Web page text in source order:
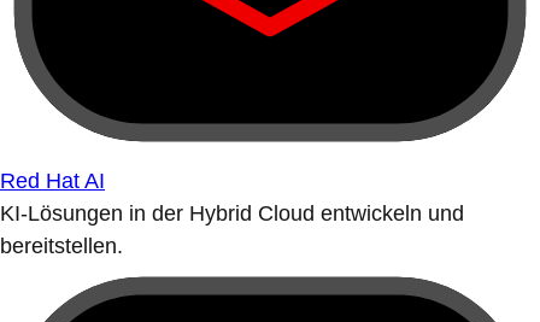
Red Hat AI
KI-Lösungen in der Hybrid Cloud entwickeln und
bereitstellen.